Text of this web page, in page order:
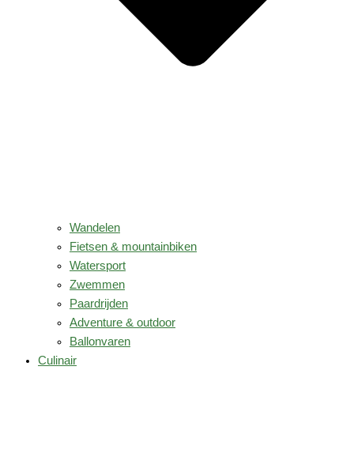
Wandelen
Fietsen & mountainbiken
Watersport
Zwemmen
Paardrijden
Adventure & outdoor
Ballonvaren
Culinair